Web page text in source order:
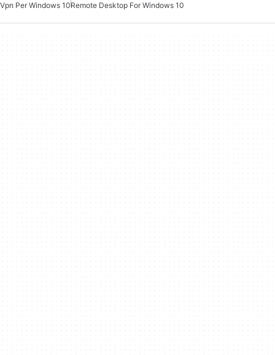
Vpn Per Windows 10Remote Desktop For Windows 10